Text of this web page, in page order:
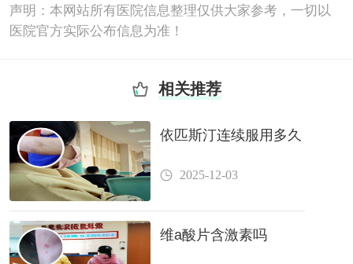
声明：本网站所有医院信息整理仅供大家参考，一切以
医院官方实际公布信息为准！
相关推荐
依匹斯汀连续服用多久
2025-12-03
维a酸片含激素吗